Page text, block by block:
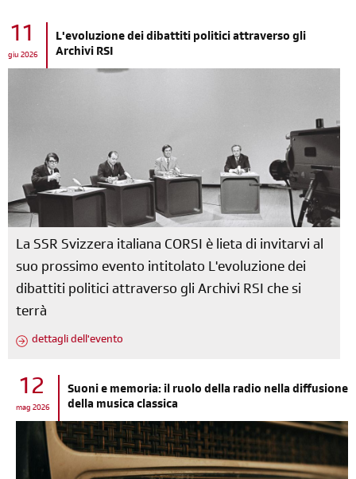
11
giu 2026
L'evoluzione dei dibattiti politici attraverso gli
Archivi RSI
La SSR Svizzera italiana CORSI è lieta di invitarvi al
suo prossimo evento intitolato L'evoluzione dei
dibattiti politici attraverso gli Archivi RSI che si
terrà
dettagli dell'evento
12
mag 2026
Suoni e memoria: il ruolo della radio nella diffusione
della musica classica